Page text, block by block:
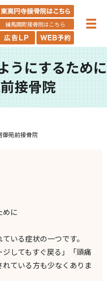
練馬関町接骨院はこちら
うにするために
接骨院
御苑前接骨院
めに
いる症状の一つです。
ジしてもすぐ戻る」「頭痛
ている方も少なくありま